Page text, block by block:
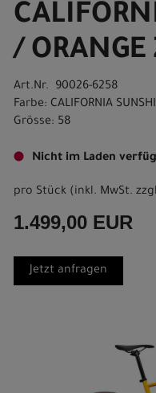
/ ORANGE
Art.Nr. 90026-6258
Farbe: CALIFORNIA
Grösse: 58
Nicht im Laden
pro Stück (inkl. MwSt.
1.499,00 EUR
Jetzt anfragen